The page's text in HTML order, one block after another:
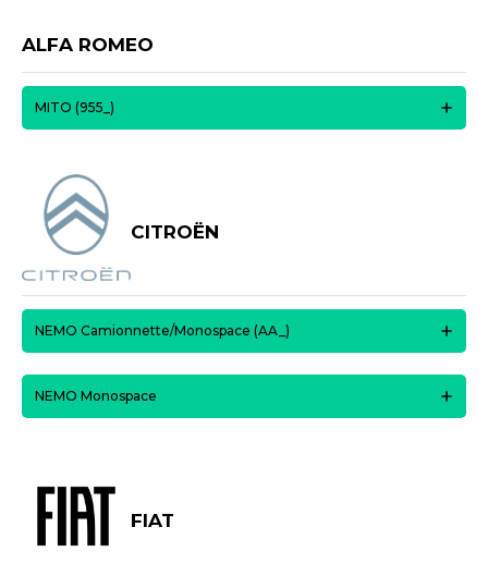
ALFA ROMEO
MITO (955_)
CITROËN
NEMO Camionnette/Monospace (AA_)
NEMO Monospace
FIAT